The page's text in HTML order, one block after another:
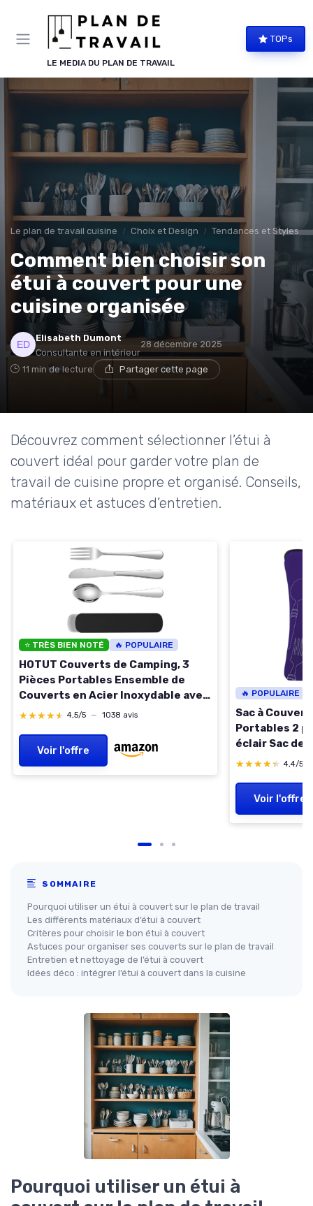
LE MEDIA DU PLAN DE TRAVAIL
TOPs
Le plan de travail cuisine Choix et Design Tendances et Styles
Comment bien choisir son
étui à couvert pour une
cuisine organisée
Elisabeth Dumont
Consultante en intérieur
28 décembre 2025
11 min de lecture Partager cette page
Découvrez comment sélectionner l’étui à
couvert idéal pour garder votre plan de
travail de cuisine propre et organisé. Conseils,
matériaux et astuces d’entretien.
⭐ TRÈS BIEN NOTÉ 🔥 POPULAIRE
HOTUT Couverts de Camping, 3
Pièces Portables Ensemble de
Couverts en Acier Inoxydable avec
étui Portable, Passe au Lave-
Couteau/Fourchette/Cuillère
pour Voyage Camping Bureau Noir
★★★★★
★★★★★ 4,5/5 — 1038 avis
Voir l'offre
🔥 POPULAIRE
Sac à
Portables 2
éclair Sac de
néoprène
Violet) Violet
★★★★★
★★★★★ 4,4/5
Voir l'offre
SOMMAIRE
Pourquoi utiliser un étui à couvert sur le plan de travail
Les différents matériaux d’étui à couvert
Critères pour choisir le bon étui à couvert
Astuces pour organiser ses couverts sur le plan de travail
Entretien et nettoyage de l’étui à couvert
Idées déco : intégrer l’étui à couvert dans la cuisine
Pourquoi utiliser un étui à